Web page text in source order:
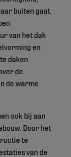
buiten gaat.
van het dak
en
daken
de
de warme
ook bij aan
Door het
te
van de